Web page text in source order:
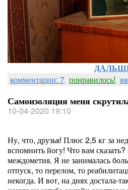
комментарии: 7 понравилось!
Самоизоляция меня
10-04-2020 19:10
Ну, что, друзья! Плюс 2,5 кг за
вспомнить йогу! Что вам
междометия. Я не занималась
отпуск, то перелом, то
некогда. И вот, на днях достала-